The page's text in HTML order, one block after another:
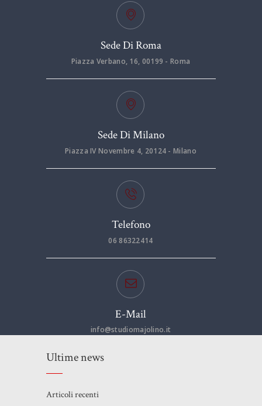
Sede Di Roma
Piazza Verbano, 16, 00199 - Roma
Sede Di Milano
Piazza IV Novembre 4, 20124 - Milano
Telefono
06 86322414
E-Mail
info@studiomajolino.it
Ultime news
Articoli recenti